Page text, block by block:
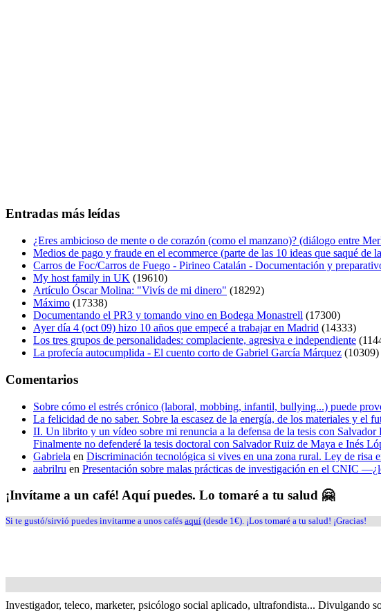
Entradas más leídas
¿Eres ambicioso de mente o de corazón (como el manzano)? (diálogo entre
Medios de pago y fraude en el ecommerce (parte de las 10 ideas que saqué de
Carros de Foc/Carros de Fuego - Pirineo Catalán - Documentación y
My host family in UK (19610)
Artículo Óscar Molina: "Vivís de mi dinero" (18292)
Máximo (17338)
Documentando el PR3 y tomando vino en Bodega Monastrell (17300)
Ayer día 4 (oct 09) hizo 10 años que empecé a trabajar en Madrid (14333)
Los tres grupos de personalidades: complaciente, agresiva e independiente
La profecía autocumplida - El cuento corto de Gabriel García Márquez (10309)
Comentarios
Sobre cómo el estrés crónico (laboral, mobbing, infantil, bullying...) puede
La felicidad de no saber. Sobre la escasez de la energía, de los materiales y el
II. Un librito y un vídeo sobre mi renuncia a la defensa de la tesis con
Finalmente no defenderé la tesis doctoral con Salvador Ruiz de Maya e Inés
Gabriela en Discriminación tecnológica si vives en una zona rural. Ley de risa
aabrilru en Presentación sobre malas prácticas de investigación en el CNIC
¡Invítame a un café! Aquí puedes. Lo tomaré a tu salud 🤗
Si te gustó/sirvió puedes invitarme a unos cafés aquí (desde 1€). ¡Los tomaré a tu salud! ¡Gracias!
Investigador, teleco, marketer, psicólogo social aplicado, ultrafondista... Divulgando